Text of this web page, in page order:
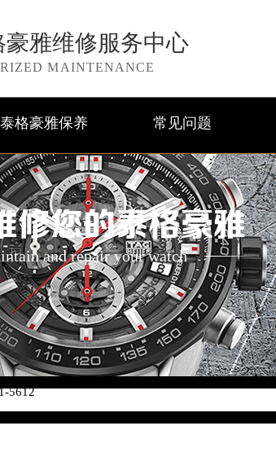
雅维修服务中心
MAINTENANCE
泰格豪雅保养 常见问题
修您的泰格豪雅
and repair your watch
5612